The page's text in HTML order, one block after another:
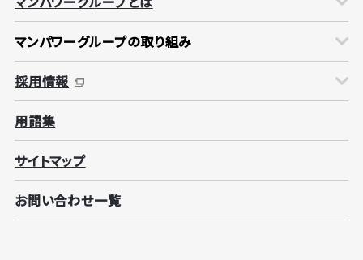
マンパワーグループの取り組み
採用情報
用語集
サイトマップ
お問い合わせ一覧